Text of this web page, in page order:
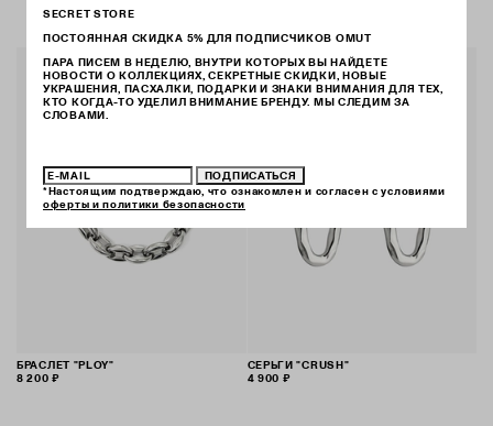
ВАМ МОЖЕТ ПОНРАВИТЬСЯ
БРАСЛЕТ "PLOY"
8 200 ₽
СЕРЬГИ "CRUSH"
4 900 ₽
SECRET STORE
ПОСТОЯННАЯ СКИДКА 5% ДЛЯ ПОДПИСЧИКОВ OMUT
ПАРА ПИСЕМ В НЕДЕЛЮ, ВНУТРИ КОТОРЫХ ВЫ НАЙДЕТЕ
НОВОСТИ О КОЛЛЕКЦИЯХ, СЕКРЕТНЫЕ СКИДКИ, НОВЫЕ
УКРАШЕНИЯ, ПАСХАЛКИ, ПОДАРКИ И ЗНАКИ ВНИМАНИЯ ДЛЯ ТЕХ,
КТО КОГДА-ТО УДЕЛИЛ ВНИМАНИЕ БРЕНДУ. МЫ СЛЕДИМ ЗА
СЛОВАМИ.
ПОДПИСАТЬСЯ
*Настоящим подтверждаю, что ознакомлен и согласен с условиями
оферты и политики безопасности